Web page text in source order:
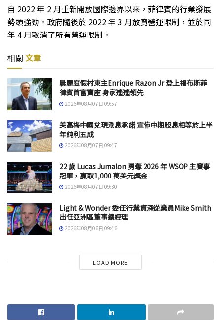
自 2022 年 2 月重新開放國際邊界以來，菲律賓的行業發展
勢頭強勁。政府隨後於 2022 年 3 月放寬營運限制，並於同
年 4 月取消了所有營運限制。
相關 文章
晨麗度假村東主Enrique Razon Jr 登上福布斯菲
律賓首富寶座 身家遙遙領先
2026年08月07日 09:57
美高梅中國兌現派息承諾 宣佈中期股息相等於上半
年純利五成
2026年08月07日 09:47
22 歲 Lucas Jumalon 勇奪 2026 年 WSOP 主賽事
冠軍，贏取1,000 萬美元獎金
2026年08月07日 09:30
Light & Wonder 委任行業資深從業員Mike Smith
出任亞洲區董事總經理
2026年08月06日 09:46
LOAD MORE